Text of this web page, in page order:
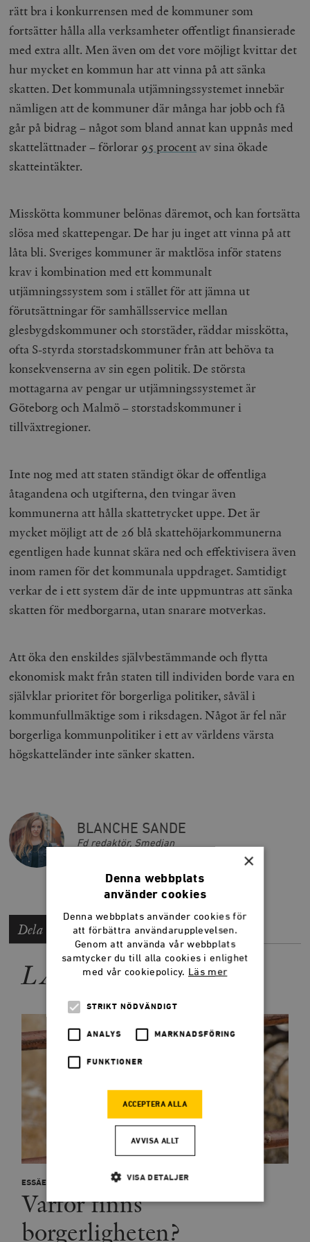
rätt bra i konkurrensen med de kommuner som
fortsätter hålla alla verksamheter offentligt finansierade
med extra allt. Men även om det vore möjligt kvittar det
hur mycket en kommun har att vinna på att sänka
skatten. Det kommunala utjämningssystemet innebär
nämligen att de kommuner där många har jobb och få
går på bidrag – något som bland annat kan uppnås med
skattelättnader – förlorar 95 procent av sina ökade
skatteintäkter.
Misskötta kommuner belönas däremot, och kan fortsätta
slösa med skattepengar. De har ju inget att vinna på att
låta bli. Sveriges kommuner är maktlösa inför statens
krav i kombination med ett kommunalt
utjämningssystem som i stället för att jämna ut
förutsättningar för samhällsservice mellan
glesbygdskommuner och storstäder, räddar misskötta,
ofta S-styrda storstadskommuner från att behöva ta
konsekvenserna av sin egen politik. De största
mottagarna av pengar ur utjämningssystemet är
Göteborg och Malmö – storstadskommuner i
tillväxtregioner.
Inte nog med att staten ständigt ökar de offentliga
åtagandena och utgifterna, den tvingar även
kommunerna att hålla skattetrycket uppe. Det är
mycket möjligt att de 26 blå skattehöjarkommunerna
egentligen hade kunnat skära ned och effektivisera även
inom ramen för det kommunala uppdraget. Samtidigt
verkar de i ett system där de inte uppmuntras att sänka
skatten för medborgarna, utan snarare motverkas.
Att öka den enskildes självbestämmande och flytta
ekonomisk makt från staten till individen borde vara en
självklar prioritet för borgerliga politiker, såväl i
kommunfullmäktige som i riksdagen. Något är fel när
borgerliga kommunpolitiker i ett av världens värsta
högskatteländer inte sänker skatten.
BLANCHE SANDE
Fd redaktör, Smedjan
Dela artikeln
LÄS MER
ESSÄER
Varför finns
borgerligheten?
×
Denna webbplats
använder cookies
Denna webbplats använder cookies för
att förbättra användarupplevelsen.
Genom att använda vår webbplats
samtycker du till alla cookies i enlighet
med vår cookiepolicy. Läs mer
STRIKT NÖDVÄNDIGT
ANALYS MARKNADSFÖRING
FUNKTIONER
ACCEPTERA ALLA
AVVISA ALLT
VISA DETALJER
Strikt nödvändigt